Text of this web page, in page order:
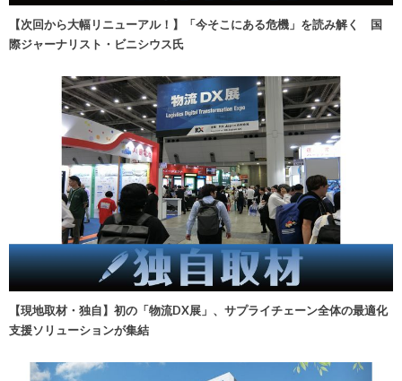
【次回から大幅リニューアル！】「今そこにある危機」を読み解く 国
際ジャーナリスト・ビニシウス氏
【現地取材・独自】初の「物流DX展」、サプライチェーン全体の最適化
支援ソリューションが集結